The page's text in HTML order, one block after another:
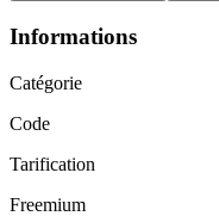
Informations
Catégorie
Code
Tarification
Freemium